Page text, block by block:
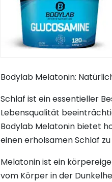
Bodylab Melatonin:
Schlaf ist ein essentieller
Lebensqualität
Bodylab Melatonin bietet
einen erholsamen Schlaf
Melatonin ist ein
vom Körper in der